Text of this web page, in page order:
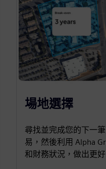
場地選擇
尋找並完成您的下一
易，然後利用 Alpha
和財務狀況，做出更